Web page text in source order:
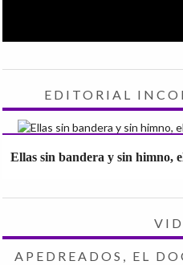
EDITORIAL
Ellas sin bandera y sin himno,
APEDREADOS, EL